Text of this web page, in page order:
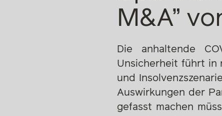
M&A”
Die anhaltende
Unsicherheit führt in
und
Auswirkungen der
gefasst machen